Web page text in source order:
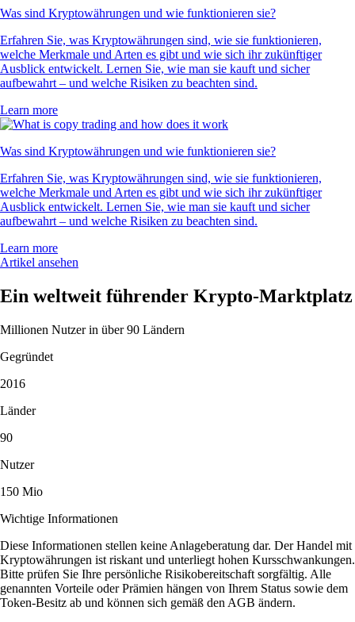
Was sind Kryptowährungen und wie funktionieren sie?
Erfahren Sie, was Kryptowährungen sind, wie sie funktionieren,
welche Merkmale und Arten es gibt und wie sich ihr zukünftiger
Ausblick entwickelt. Lernen Sie, wie man sie kauft und sicher
aufbewahrt – und welche Risiken zu beachten sind.
Learn more
Was sind Kryptowährungen und wie funktionieren sie?
Erfahren Sie, was Kryptowährungen sind, wie sie funktionieren,
welche Merkmale und Arten es gibt und wie sich ihr zukünftiger
Ausblick entwickelt. Lernen Sie, wie man sie kauft und sicher
aufbewahrt – und welche Risiken zu beachten sind.
Learn more
Artikel ansehen
Ein weltweit führender Krypto-Marktplatz
Millionen Nutzer in über 90 Ländern
Gegründet
2016
Länder
90
Nutzer
150 Mio
Wichtige Informationen
Diese Informationen stellen keine Anlageberatung dar. Der Handel mit
Kryptowährungen ist riskant und unterliegt hohen Kursschwankungen.
Bitte prüfen Sie Ihre persönliche Risikobereitschaft sorgfältig. Alle
genannten Vorteile oder Prämien hängen von Ihrem Status sowie dem
Token-Besitz ab und können sich gemäß den AGB ändern.